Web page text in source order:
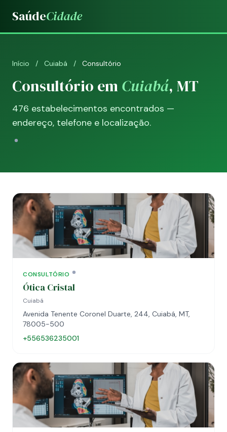
SaúdeCidade
Início / Cuiabá / Consultório
Consultório emCuiabá, MT
476 estabelecimentos encontrados —
endereço, telefone e localização.
CONSULTÓRIO
Ótica Cristal
Cuiabá
Avenida Tenente Coronel Duarte, 244, Cuiabá, MT,
78005-500
+556536235001